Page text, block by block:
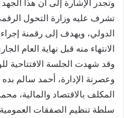
وتجدر الإشارة إلى أن هذا
تشرف عليه وزارة التحول
الدولي، ويهدف إلى رقمنة
الانتهاء منه قبل نهاية العام
وقد شهدت الجلسة الافتتاحية
وعصرنة الإدارة، أحمد سالم
المكلف بالاقتصاد والمالية،
سلطة تنظيم الصفقات